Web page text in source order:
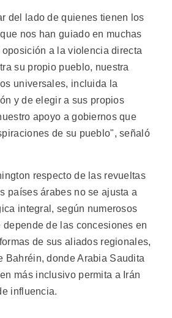
del lado de quienes tienen los
nos han guiado en muchas
a la violencia directa
su propio pueblo, nuestra
universales, incluida la
y de elegir a sus propios
apoyo a gobiernos que
de su pueblo", señaló
respecto de las revueltas
países árabes no se ajusta a
integral, según numerosos
de las concesiones en
de sus aliados regionales,
Bahréin, donde Arabia Saudita
más inclusivo permita a Irán
influencia.